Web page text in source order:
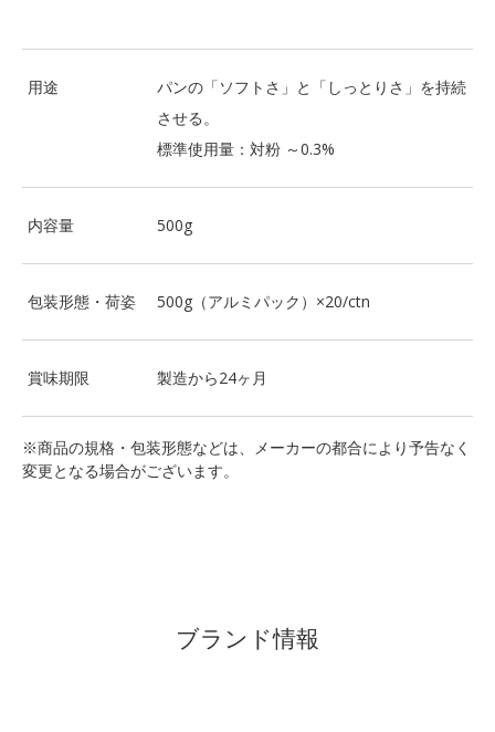
用途
パンの「ソフトさ」と「しっとりさ」を持続
させる。
標準使用量：対粉 ～0.3%
内容量 500g
包装形態・荷姿 500g（アルミパック）×20/ctn
賞味期限 製造から24ヶ月
※商品の規格・包装形態などは、メーカーの都合により予告なく
変更となる場合がございます。
ブランド情報